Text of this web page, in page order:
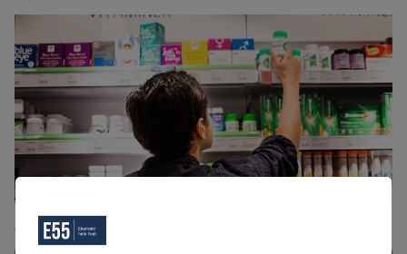
Apoteksvaror kan kosta 300 procent mer över disk